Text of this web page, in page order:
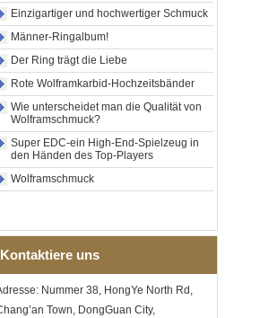
Fabrikgroßhandel mit
schwarzem, poliertem,
quadratischem Siegelring
aus Wolframkarbid,
Holzeinlage mit Abalone-
Muschel-Kreuzmuster,
religiöser Statement-Ring für
Männer, individuelle
Großlieferung
Fabrikgroßhandel mit 8 mm
roségoldenem,
galvanisiertem
Opal Inlay mit Musik-
Themen-Ehering für Männer,
Großlieferung
Einzigartiger und hochwertiger Schmuck
Männer-Ringalbum!
Der Ring trägt die Liebe
Rote Wolframkarbid-Hochzeitsbänder
Wie unterscheidet man die Qualität von
Wolframschmuck?
Super EDC-ein High-End-Spielzeug in
den Händen des Top-Players
Wolframschmuck
Kontaktiere uns
Nummer 38, HongYe North Rd,
Town, DongGuan City,